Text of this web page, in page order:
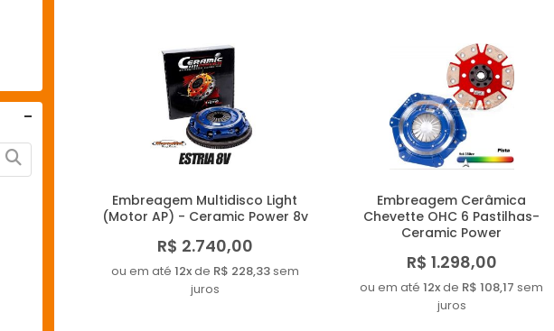
Embreagem Multidisco Light
(Motor AP) - Ceramic Power 8v
R$ 2.740,00
ou em até 12xde R$ 228,33sem
juros
Embreagem Cerâmica
Chevette OHC 6 Pastilhas-
Ceramic Power
R$ 1.298,00
ou em até12xde R$ 108,17 sem
juros